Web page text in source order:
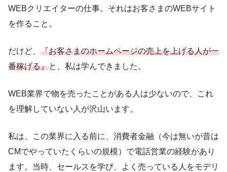
WEBクリエイターの仕事。それはお客さまのWEBサイト
を作ること。
だけど、 『お客さまのホームページの売上を上げる人が一
番稼げる』と、私は学んできました。
WEB業界で物を売ったことがある人は少ないので、これ
を理解していない人が沢山います。
私は、この業界に入る前に、消費者金融（今は無いが昔は
CMでやっていたくらいの規模）で電話営業の経験があり
ます。当時、セールスを学び、よく売っている人をモデリ